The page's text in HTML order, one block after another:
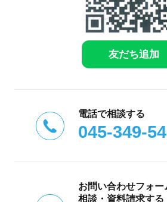
友だち追加
電話で相談する
045-349-
お問い合わせフォー
相談・資料請求する